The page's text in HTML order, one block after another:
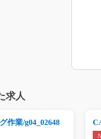
求人
作業/g04_02648